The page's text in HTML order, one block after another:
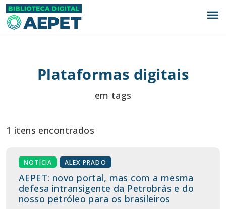
menu
Plataformas digitais
em tags
1 itens encontrados
NOTÍCIA ALEX PRADO
AEPET: novo portal, mas com a mesma
defesa intransigente da Petrobrás e do
nosso petróleo para os brasileiros